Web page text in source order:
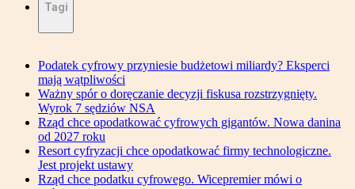
Tagi
Podatek cyfrowy przyniesie budżetowi miliardy? Eksperci
mają wątpliwości
Ważny spór o doręczanie decyzji fiskusa rozstrzygnięty.
Wyrok 7 sędziów NSA
Rząd chce opodatkować cyfrowych gigantów. Nowa danina
od 2027 roku
Resort cyfryzacji chce opodatkować firmy technologiczne.
Jest projekt ustawy
Rząd chce podatku cyfrowego. Wicepremier mówi o